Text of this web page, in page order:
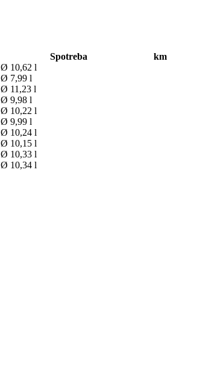
Spotreba
km
Ø 10,62 l
Ø 7,99 l
Ø 11,23 l
Ø 9,98 l
Ø 10,22 l
Ø 9,99 l
Ø 10,24 l
Ø 10,15 l
Ø 10,33 l
Ø 10,34 l